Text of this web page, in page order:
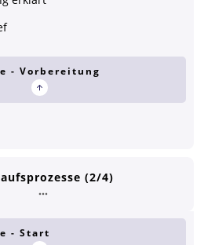
- Vorbereitung
(2/4)
- Start